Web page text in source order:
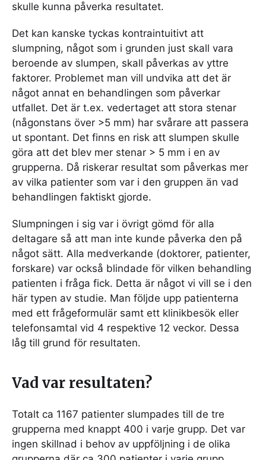
skulle kunna påverka resultatet.
Det kan kanske tyckas kontraintuitivt att
slumpning, något som i grunden just skall vara
beroende av slumpen, skall påverkas av yttre
faktorer. Problemet man vill undvika att det är
något annat en behandlingen som påverkar
utfallet. Det är t.ex. vedertaget att stora stenar
(någonstans över >5 mm) har svårare att passera
ut spontant. Det finns en risk att slumpen skulle
göra att det blev mer stenar > 5 mm i en av
grupperna. Då riskerar resultat som påverkas mer
av vilka patienter som var i den gruppen än vad
behandlingen faktiskt gjorde.
Slumpningen i sig var i övrigt gömd för alla
deltagare så att man inte kunde påverka den på
något sätt. Alla medverkande (doktorer, patienter,
forskare) var också blindade för vilken behandling
patienten i fråga fick. Detta är något vi vill se i den
här typen av studie. Man följde upp patienterna
med ett frågeformulär samt ett klinikbesök eller
telefonsamtal vid 4 respektive 12 veckor. Dessa
låg till grund för resultaten.
Vad var resultaten?
Totalt ca 1167 patienter slumpades till de tre
grupperna med knappt 400 i varje grupp. Det var
ingen skillnad i behov av uppföljning i de olika